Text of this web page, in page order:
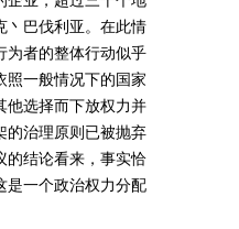
丶巴伐利亚。在此情
为者的整体行动似乎
照一般情况下的国家
他选择而下放权力并
的治理原则已被抛弃
的结论看来，事实恰
是一个政治权力分配